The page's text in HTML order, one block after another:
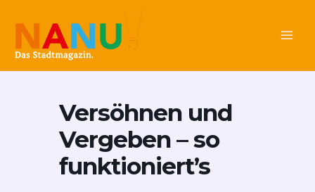
Inhalt
springen
Versöhnen und
Vergeben – so
funktioniert’s